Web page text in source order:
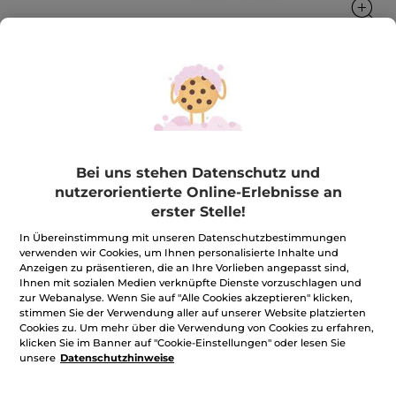
Flüssiger Concealer
7 ml
4.0
★★★★★
★★★★★
5
Sternen.
Bewertungen
anzeigen.
Flüssiger
Concealer
(335)BEWERTUNG VERFASSEN
21,90€*
312,86€ / 100ml
Rosé 200
+10
Menge
Bei uns stehen Datenschutz und
nutzerorientierte Online-Erlebnisse an
erster Stelle!
In Übereinstimmung mit unseren Datenschutzbestimmungen
verwenden wir Cookies, um Ihnen personalisierte Inhalte und
Anzeigen zu präsentieren, die an Ihre Vorlieben angepasst sind,
Ihnen mit sozialen Medien verknüpfte Dienste vorzuschlagen und
zur Webanalyse. Wenn Sie auf "Alle Cookies akzeptieren" klicken,
stimmen Sie der Verwendung aller auf unserer Website platzierten
Cookies zu. Um mehr über die Verwendung von Cookies zu erfahren,
klicken Sie im Banner auf "Cookie-Einstellungen" oder lesen Sie
unsere Datenschutzhinweise